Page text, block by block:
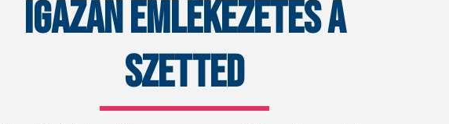
IGAZÁN EMLÉKEZETES A
SZETTED